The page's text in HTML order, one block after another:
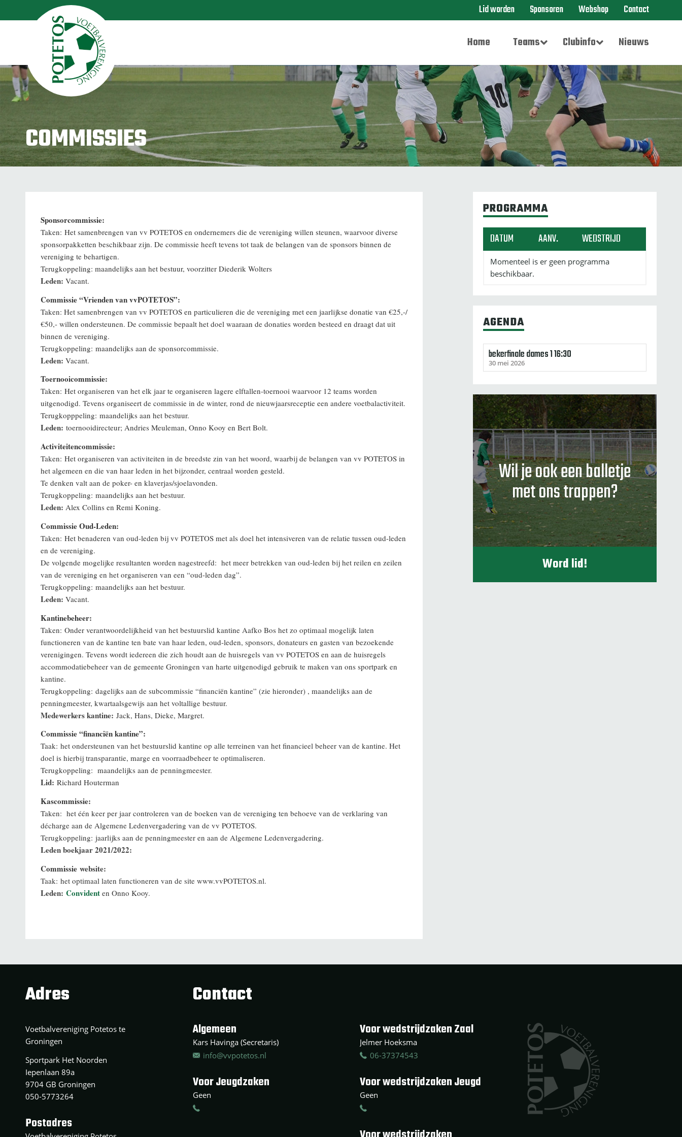
Lid worden Sponsoren Webshop Contact
Home Teams Clubinfo Nieuws
COMMISSIES
Sponsorcommissie:
Taken: Het samenbrengen van vv POTETOS en ondernemers die de vereniging willen steunen, waarvoor diverse
sponsorpakketten beschikbaar zijn. De commissie heeft tevens tot taak de belangen van de sponsors binnen de
vereniging te behartigen.
Terugkoppeling: maandelijks aan het bestuur, voorzitter Diederik Wolters
Leden: Vacant.
Commissie “Vrienden van vvPOTETOS”:
Taken: Het samenbrengen van vv POTETOS en particulieren die de vereniging met een jaarlijkse donatie van €25,-/
€50,- willen ondersteunen. De commissie bepaalt het doel waaraan de donaties worden besteed en draagt dat uit
binnen de vereniging.
Terugkoppeling: maandelijks aan de sponsorcommissie.
Leden: Vacant.
Toernooicommissie:
Taken: Het organiseren van het elk jaar te organiseren lagere elftallen-toernooi waarvoor 12 teams worden
uitgenodigd. Tevens organiseert de commissie in de winter, rond de nieuwjaarsreceptie een andere voetbalactiviteit.
Terugkopppeling: maandelijks aan het bestuur.
Leden: toernooidirecteur; Andries Meuleman, Onno Kooy en Bert Bolt.
Activiteitencommissie:
Taken: Het organiseren van activiteiten in de breedste zin van het woord, waarbij de belangen van vv POTETOS in
het algemeen en die van haar leden in het bijzonder, centraal worden gesteld.
Te denken valt aan de poker- en klaverjas/sjoelavonden.
Terugkoppeling: maandelijks aan het bestuur.
Leden: Alex Collins en Remi Koning.
Commissie Oud-Leden:
Taken: Het benaderen van oud-leden bij vv POTETOS met als doel het intensiveren van de relatie tussen oud-leden
en de vereniging.
De volgende mogelijke resultanten worden nagestreefd: het meer betrekken van oud-leden bij het reilen en zeilen
van de vereniging en het organiseren van een “oud-leden dag”.
Terugkoppeling: maandelijks aan het bestuur.
Leden: Vacant.
Kantinebeheer:
Taken: Onder verantwoordelijkheid van het bestuurslid kantine Aafko Bos het zo optimaal mogelijk laten
functioneren van de kantine ten bate van haar leden, oud-leden, sponsors, donateurs en gasten van bezoekende
verenigingen. Tevens wordt iedereen die zich houdt aan de huisregels van vv POTETOS en aan de huisregels
accommodatiebeheer van de gemeente Groningen van harte uitgenodigd gebruik te maken van ons sportpark en
kantine.
Terugkoppeling: dagelijks aan de subcommissie “financiën kantine” (zie hieronder) , maandelijks aan de
penningmeester, kwartaalsgewijs aan het voltallige bestuur.
Medewerkers kantine: Jack, Hans, Dieke, Margret.
Commissie “financiën kantine”:
Taak: het ondersteunen van het bestuurslid kantine op alle terreinen van het financieel beheer van de kantine. Het
doel is hierbij transparantie, marge en voorraadbeheer te optimaliseren.
Terugkoppeling: maandelijks aan de penningmeester.
Lid: Richard Houterman
Kascommissie:
Taken: het één keer per jaar controleren van de boeken van de vereniging ten behoeve van de verklaring van
décharge aan de Algemene Ledenvergadering van de vv POTETOS.
Terugkoppeling: jaarlijks aan de penningmeester en aan de Algemene Ledenvergadering.
Leden boekjaar 2021/2022:
Commissie website:
Taak: het optimaal laten functioneren van de site www.vvPOTETOS.nl.
Leden: Convident en Onno Kooy.
PROGRAMMA
DATUM AANV. WEDSTRIJD
Momenteel is er geen programma
beschikbaar.
AGENDA
bekerfinale dames 1 16:30
30 mei 2026
Wil je ook een balletje
met ons trappen?
Word lid!
Adres
Voetbalvereniging Potetos te
Groningen
Sportpark Het Noorden
Iepenlaan 89a
9704 GB Groningen
050-5773264
Postadres
Contact
Algemeen
Kars Havinga (Secretaris)
info@vvpotetos.nl
Voor Jeugdzaken
Geen
Voor wedstrijdzaken Zaal
Jelmer Hoeksma
06-37374543
Voor wedstrijdzaken Jeugd
Geen